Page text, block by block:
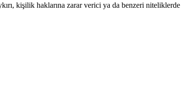
kişilik haklarına zarar verici ya da benzeri niteliklerde